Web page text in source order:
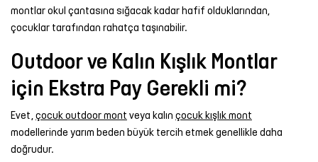
montlar okul çantasına sığacak kadar hafif olduklarından,
çocuklar tarafından rahatça taşınabilir.
Outdoor ve Kalın Kışlık Montlar
için Ekstra Pay Gerekli mi?
Evet, çocuk outdoor mont veya kalın çocuk kışlık mont
modellerinde yarım beden büyük tercih etmek genellikle daha
doğrudur.